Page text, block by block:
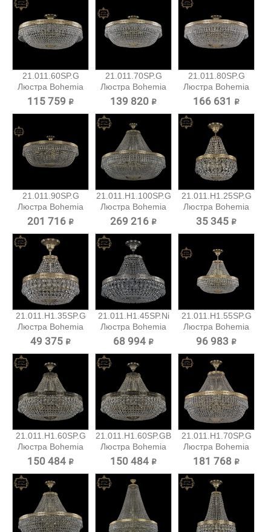
21.011.60SP.G
Люстра Bohemia
Art Classic
115 759 ₽
21.011.70SP.G
Люстра Bohemia
Art Classic
139 820 ₽
21.011.80SP.G
Люстра Bohemia
Art Classic
166 631 ₽
21.011.90SP.G
Люстра Bohemia
Art Classic
201 716 ₽
21.011.H1.100SP.G
Люстра Bohemia
Art...
269 216 ₽
21.011.H1.25SP.G
Люстра Bohemia
Art...
35 345 ₽
21.011.H1.35SP.G
Люстра Bohemia
Art...
49 375 ₽
21.011.H1.45SP.Ni
Люстра Bohemia
Art...
68 994 ₽
21.011.H1.55SP.G
Люстра Bohemia
Art...
96 983 ₽
21.011.H1.60SP.G
Люстра Bohemia
Art...
150 484 ₽
21.011.H1.60SP.GB
Люстра Bohemia
Art...
150 484 ₽
21.011.H1.70SP.G
Люстра Bohemia
Art...
181 768 ₽